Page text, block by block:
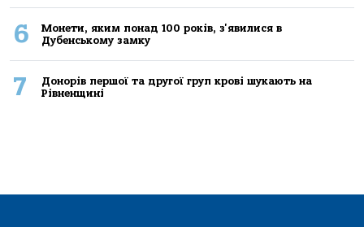
6
Монети, яким понад 100 років, з'явилися в
Дубенському замку
7
Донорів першої та другої груп крові шукають на
Рівненщині